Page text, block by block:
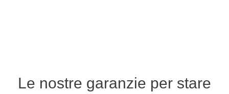
Le nostre garanzie per stare